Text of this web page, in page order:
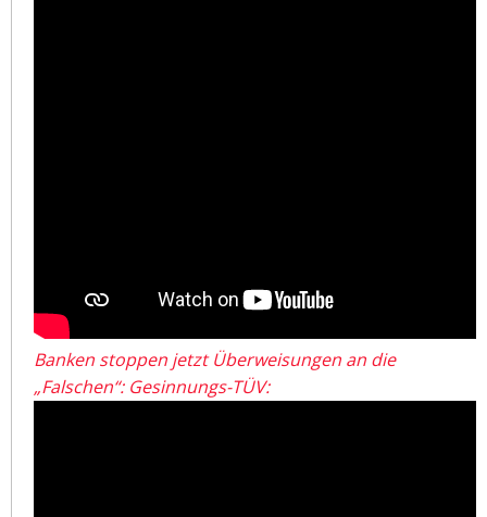
Banken stoppen jetzt Überweisungen an die
„Falschen“: Gesinnungs-TÜV: